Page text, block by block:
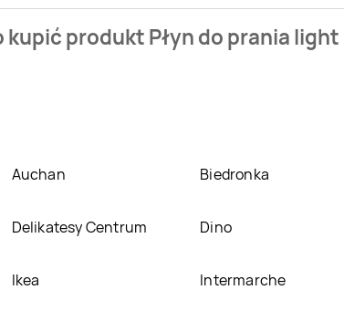
Carrefour. Płyn do prania light Perwoll
kupić produkt Płyn do prania
Auchan Biedronka
Delikatesy Centrum Dino
Ikea Intermarche